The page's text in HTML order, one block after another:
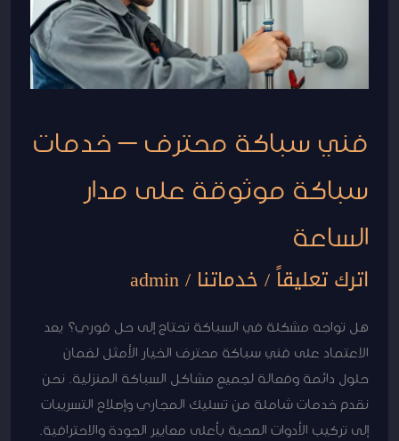
فني سباكة محترف – خدمات
سباكة موثوقة على مدار
الساعة
اترك تعليقاً/خدماتنا /
admin
هل تواجه مشكلة في السباكة تحتاج إلى حل فوري؟ يعد
الاعتماد على فني سباكة محترف الخيار الأمثل لضمان
حلول دائمة وفعالة لجميع مشاكل السباكة المنزلية. نحن
نقدم خدمات شاملة من تسليك المجاري وإصلاح التسريبات
إلى تركيب الأدوات الصحية بأعلى معايير الجودة والاحترافية.
موثوقة
على
الساعة